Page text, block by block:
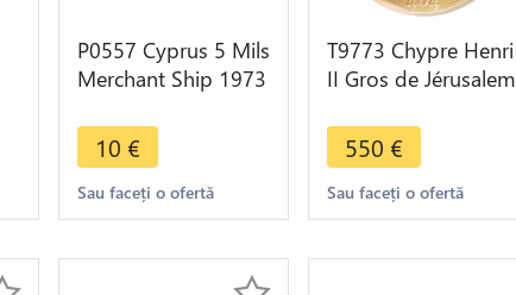
P0557 Cyprus 5 Mils
Merchant Ship 1973
10 €
Sau faceți o ofertă
T9773 Chypre Henri
II Gros de Jérusalem
Silver -> Make offer
550 €
Sau faceți o ofertă